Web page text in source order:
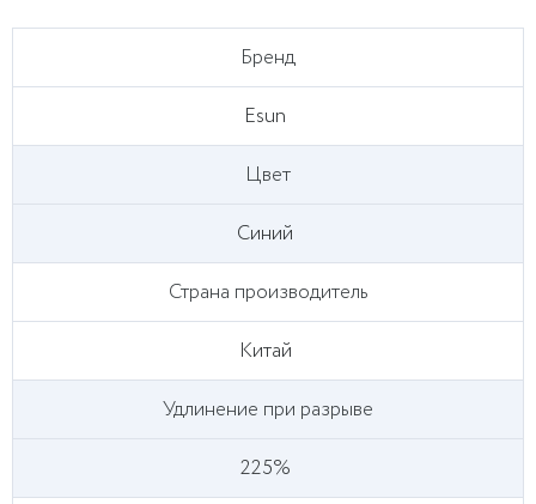
Бренд
Esun
Цвет
Синий
Страна производитель
Китай
Удлинение при разрыве
225%